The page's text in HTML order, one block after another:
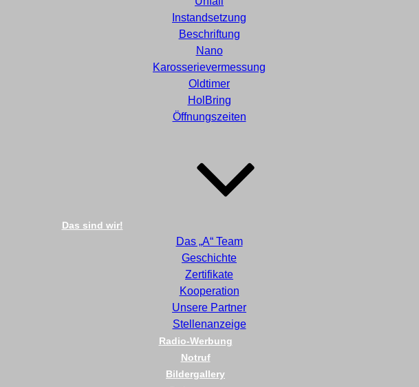
Instandsetzung
Beschriftung
Nano
Karosserievermessung
Oldtimer
HolBring
Öffnungszeiten
Das sind wir!
Das „A“ Team
Geschichte
Zertifikate
Kooperation
Unsere Partner
Stellenanzeige
Radio-Werbung
Notruf
Bildergallery